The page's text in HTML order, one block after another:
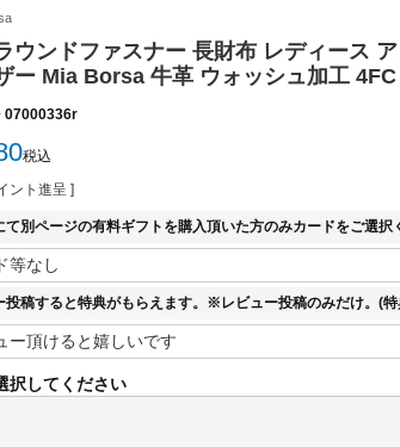
ウンドファスナー 長財布 レディース
ー Mia Borsa 牛革 ウォッシュ加工 4FC
07000336r
税込
ント進呈 ]
て別ページの有料ギフトを購入頂いた方のみカードをご選択
投稿すると特典がもらえます。※レビュー投稿のみだけ。(
択してください